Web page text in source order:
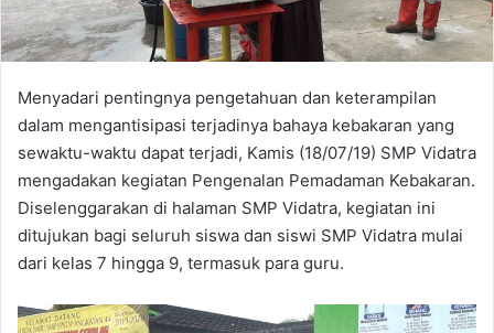
Menyadari pentingnya pengetahuan dan keterampilan
dalam mengantisipasi terjadinya bahaya kebakaran yang
sewaktu-waktu dapat terjadi, Kamis (18/07/19) SMP Vidatra
mengadakan kegiatan Pengenalan Pemadaman Kebakaran.
Diselenggarakan di halaman SMP Vidatra, kegiatan ini
ditujukan bagi seluruh siswa dan siswi SMP Vidatra mulai
dari kelas 7 hingga 9, termasuk para guru.